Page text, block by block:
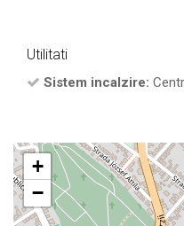
Utilitati
Sistem incalzire:
+
−